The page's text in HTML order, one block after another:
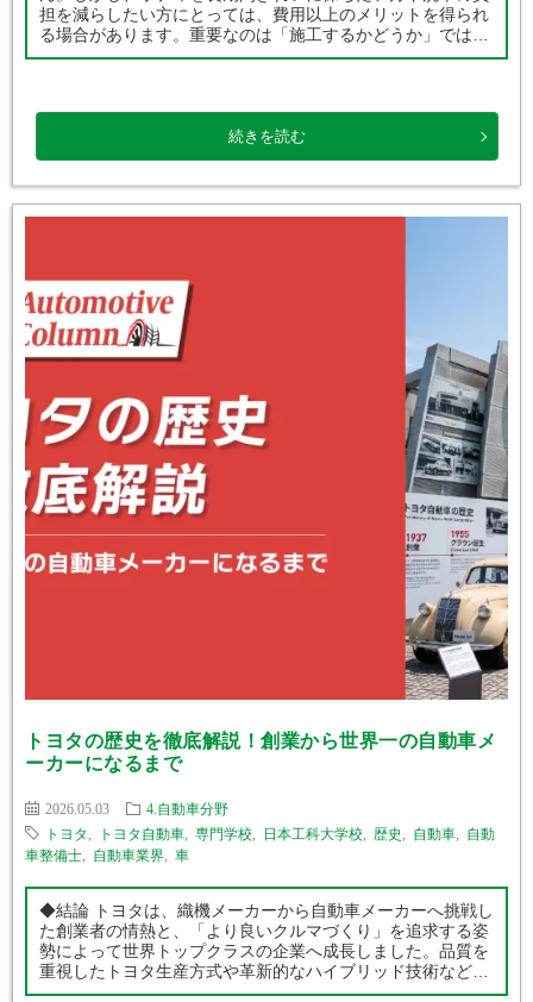
担を減らしたい方にとっては、費用以上のメリットを得られ
る場合があります。重要なのは「施工するかどうか」ではな
く、自分のカーライフに合ったコーティングを選ぶことで
続きを読む
トヨタの歴史を徹底解説！創業から世界一の自動車メ
ーカーになるまで
2026.05.03
4.自動車分野
トヨタ
トヨタ自動車 専門学校 日本工科大学校 歴史 自動車
自動
車整備士
自動車業界 車
◆結論 トヨタは、織機メーカーから自動車メーカーへ挑戦し
た創業者の情熱と、「より良いクルマづくり」を追求する姿
勢によって世界トップクラスの企業へ成長しました。品質を
重視したトヨタ生産方式や革新的なハイブリッド技術など、
時代ごとの挑戦が現在のトヨタを築いています。 ◆この記事